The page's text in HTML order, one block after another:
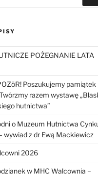
POŻEGNANIE LATA
Poszukujemy pamiątek
razem wystawę
hutnictwa”
o Muzeum Hutnictwa
wywiad z dr Ewą Mackiewicz
2026
w MHC Walcownia –